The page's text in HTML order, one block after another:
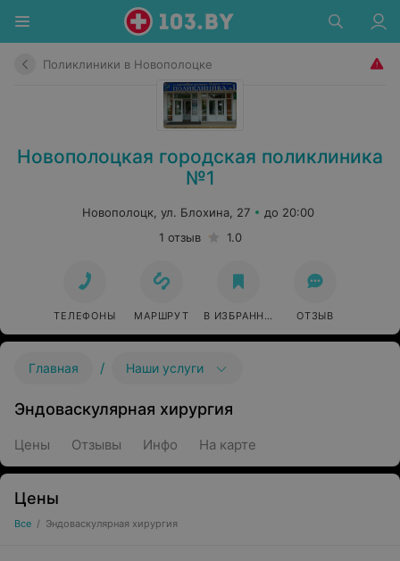
Поликлиники в Новополоцке
Новополоцкая городская поликлиника
№1
Новополоцк, ул. Блохина, 27
до 20:00
1 отзыв
1.0
ТЕЛЕФОНЫ МАРШРУТ В ИЗБРАННОЕ ОТЗЫВ
Главная / Наши услуги
Эндоваскулярная хирургия
Цены Отзывы Инфо На карте
Цены
Все / Эндоваскулярная хирургия